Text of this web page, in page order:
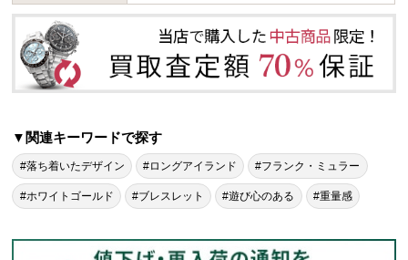
▼関連キーワードで探す
#落ち着いたデザイン #ロングアイランド #フランク・ミュラー
#ホワイトゴールド #ブレスレット #遊び心のある #重量感